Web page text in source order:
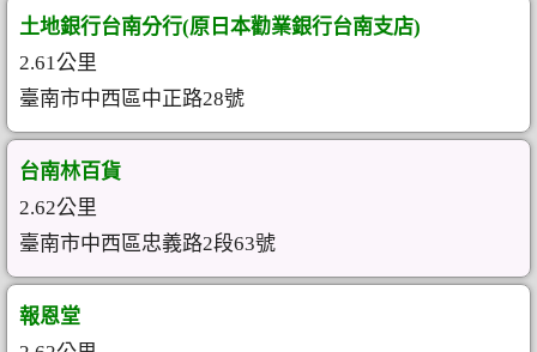
土地銀行台南分行(原日本勸業銀行台南支店)
2.61公里
臺南市中西區中正路28號
台南林百貨
2.62公里
臺南市中西區忠義路2段63號
報恩堂